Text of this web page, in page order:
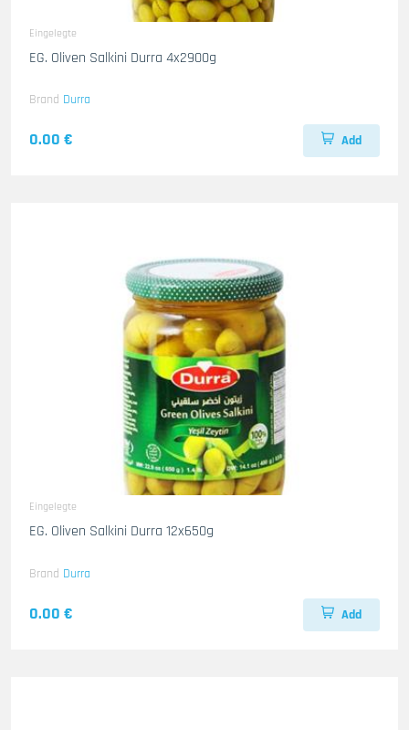
Eingelegte
EG. Oliven Salkini Durra 4x2900g
Brand Durra
0.00 € Add
Eingelegte
EG. Oliven Salkini Durra 12x650g
Brand Durra
0.00 € Add